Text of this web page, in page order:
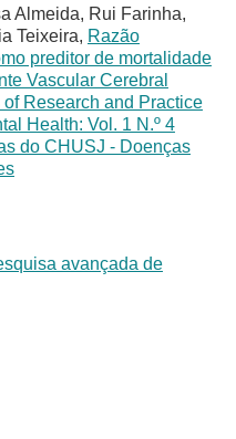
Almeida, Rui Farinha,
Teixeira, Razão
preditor de mortalidade
Vascular Cerebral
Research and Practice
Health: Vol. 1 N.º 4
do CHUSJ - Doenças
avançada de